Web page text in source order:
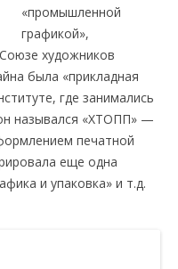
«промышленной
графикой»,
художников
была «прикладная
где занимались
назывался «ХТОПП» —
печатной
еще одна
и упаковка» и т.д.